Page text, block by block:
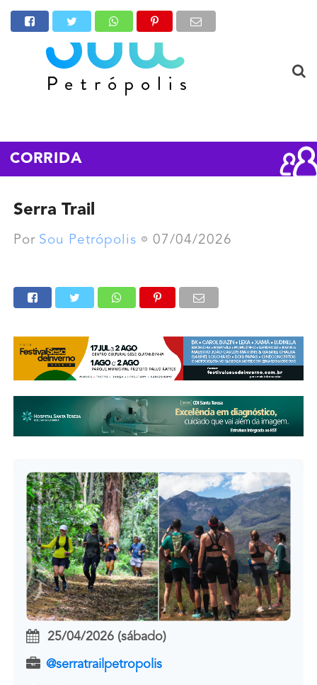
CORRIDA
Serra Trail
Por Sou Petrópolis 07/04/2026
25/04/2026 (sábado)
@serratrailpetropolis